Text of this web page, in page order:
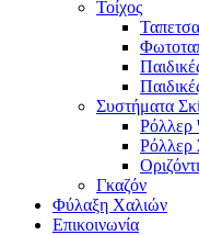
Τοίχος
Συστήματα
Ρόλλερ
Ρόλλερ
Γκαζόν
Φύλαξη Χαλιών
Επικοινωνία